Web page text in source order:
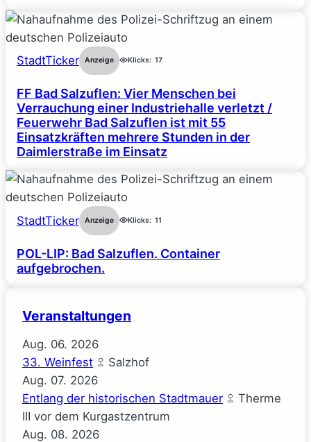
StadtTicker Anzeige Klicks: 17
FF Bad Salzuflen: Vier Menschen bei
Verrauchung einer Industriehalle verletzt /
Feuerwehr Bad Salzuflen ist mit 55
Einsatzkräften mehrere Stunden in der
Daimlerstraße im Einsatz
StadtTicker Anzeige Klicks: 11
POL-LIP: Bad Salzuflen. Container
aufgebrochen.
Veranstaltungen
Aug. 06. 2026
33. Weinfest
Salzhof
Aug. 07. 2026
Entlang der historischen Stadtmauer
Therme
III vor dem Kurgastzentrum
Aug. 08. 2026